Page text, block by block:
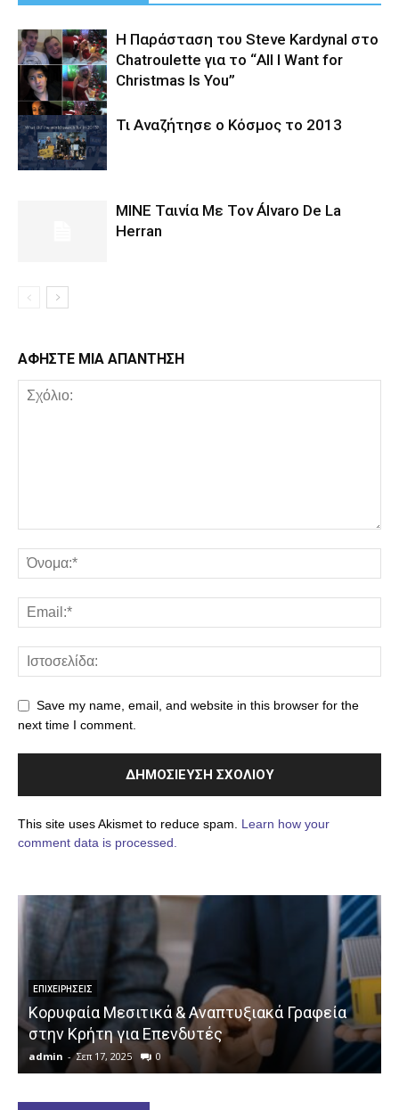
Η Παράσταση του Steve Kardynal στο
Chatroulette για το “All I Want for
Christmas Is You”
Τι Αναζήτησε ο Κόσμος το 2013
MINE Ταινία Με Τον Álvaro De La
Herran
ΑΦΗΣΤΕ ΜΙΑ ΑΠΑΝΤΗΣΗ
Save my name, email, and website in this browser for the
next time I comment.
This site uses Akismet to reduce spam. Learn how your
comment data is processed.
ΕΠΙΧΕΙΡΉΣΕΙΣ
Κορυφαία Μεσιτικά & Αναπτυξιακά Γραφεία
στην Κρήτη για Επενδυτές
admin - Σεπ 17, 2025 0